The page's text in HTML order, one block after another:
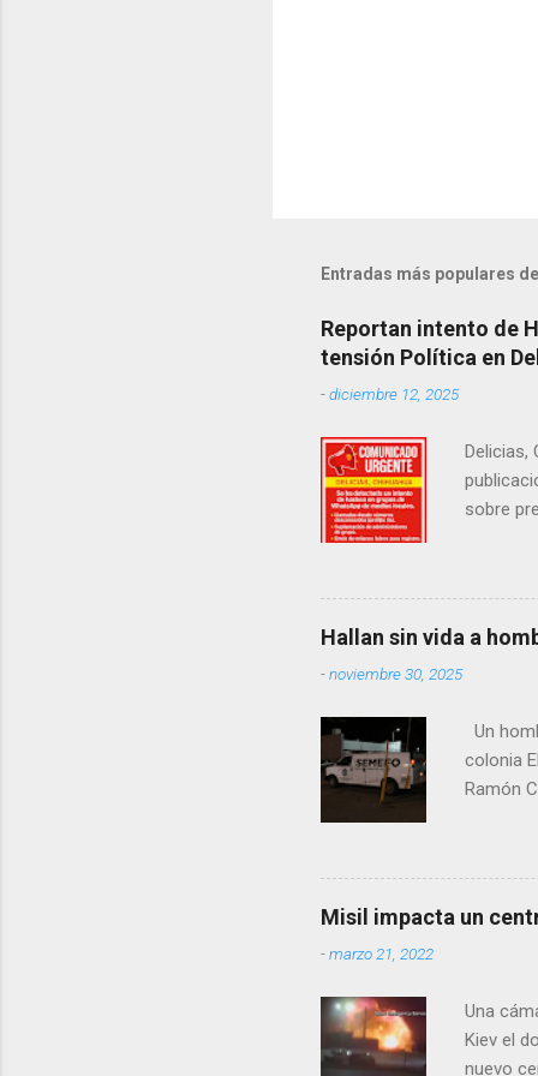
Entradas más populares
Reportan intento de
tensión Política en
-diciembre 12, 2025
Delicias,
sobre
la
los
Hallan sin vida a
-noviembre 30, 2025
Un
colonia
Ramón
zona
Misil impacta un
-marzo 21, 2022
Una
Kiev el
nuevo